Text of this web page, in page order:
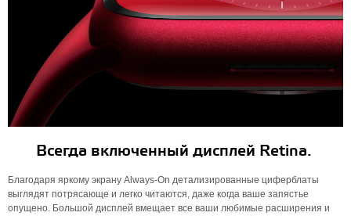
Всегда включенный дисплей Retina.
Благодаря яркому экрану Always-On детализированные циферблаты
выглядят потрясающе и легко читаются, даже когда ваше запястье
опущено. Большой дисплей вмещает все ваши любимые расширения и